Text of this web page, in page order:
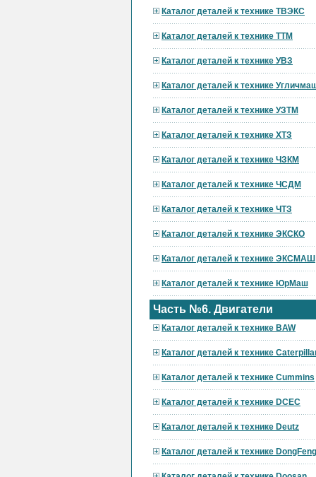
Каталог деталей к технике ТВЭКС
Каталог деталей к технике ТТМ
Каталог деталей к технике УВЗ
Каталог деталей к технике
Каталог деталей к технике УЗТМ
Каталог деталей к технике ХТЗ
Каталог деталей к технике ЧЗКМ
Каталог деталей к технике ЧСДМ
Каталог деталей к технике ЧТЗ
Каталог деталей к технике ЭКСКО
Каталог деталей к технике ЭКСМАШ
Каталог деталей к технике ЮрМаш
Часть №6. Двигатели
Каталог деталей к технике BAW
Каталог деталей к технике
Каталог деталей к технике Cummins
Каталог деталей к технике DCEC
Каталог деталей к технике Deutz
Каталог деталей к технике DongFeng